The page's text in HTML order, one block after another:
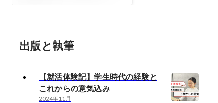
出版と執筆
【就活体験記】学生時代の経験と
これからの意気込み
2024年11月